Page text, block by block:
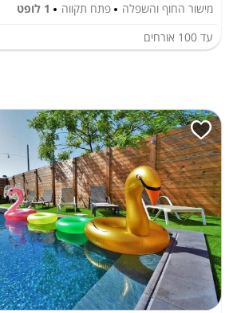
מישור החוף והשפלה פתח תקווה
1 לופט
עד 100 אורחים